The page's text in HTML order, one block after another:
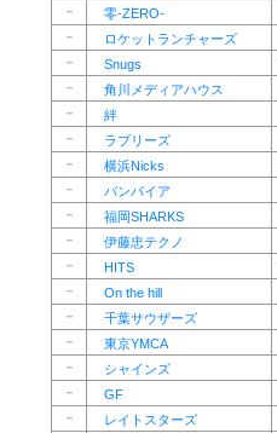
－
零-ZERO-
－
ロケットランチャーズ
－
Snugs
－
角川メディアハウス
－
絆
－
ラブリーズ
－
横浜Nicks
－
バンパイア
－
福岡SHARKS
－
伊藤忠テクノ
－
HITS
－
On the hill
－
千葉サウザーズ
－
東京YMCA
－
シャインズ
－
GF
－
レイトスターズ